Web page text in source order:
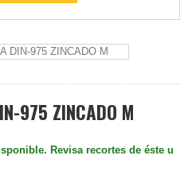
975 ZINCADO M
Revisa recortes de éste u